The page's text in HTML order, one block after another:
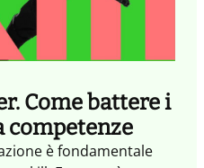
Come battere i
competenze
è fondamentale